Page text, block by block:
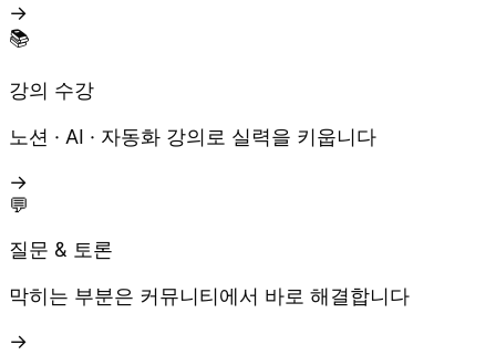
→
📚
강의 수강
노션 · AI · 자동화 강의로 실력을 키웁니다
→
💬
질문 & 토론
막히는 부분은 커뮤니티에서 바로 해결합니다
→